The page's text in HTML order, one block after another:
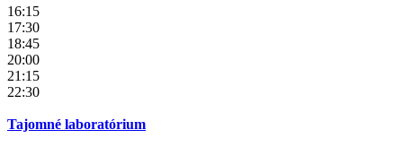
16:15
17:30
18:45
20:00
21:15
22:30
Tajomné laboratórium